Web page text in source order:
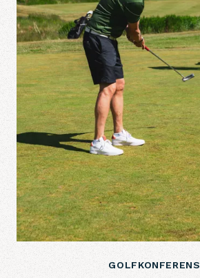
GOLFKONFERENS